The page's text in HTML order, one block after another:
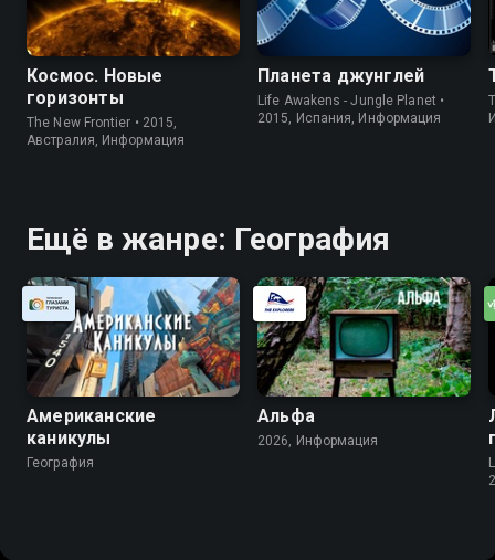
Космос. Новые
горизонты
The New Frontier • 2015,
Австралия, Информация
Планета джунглей
Life Awakens - Jungle Planet •
2015, Испания, Информация
Ещё в жанре: География
Американские
каникулы
География
Альфа
2026, Информация